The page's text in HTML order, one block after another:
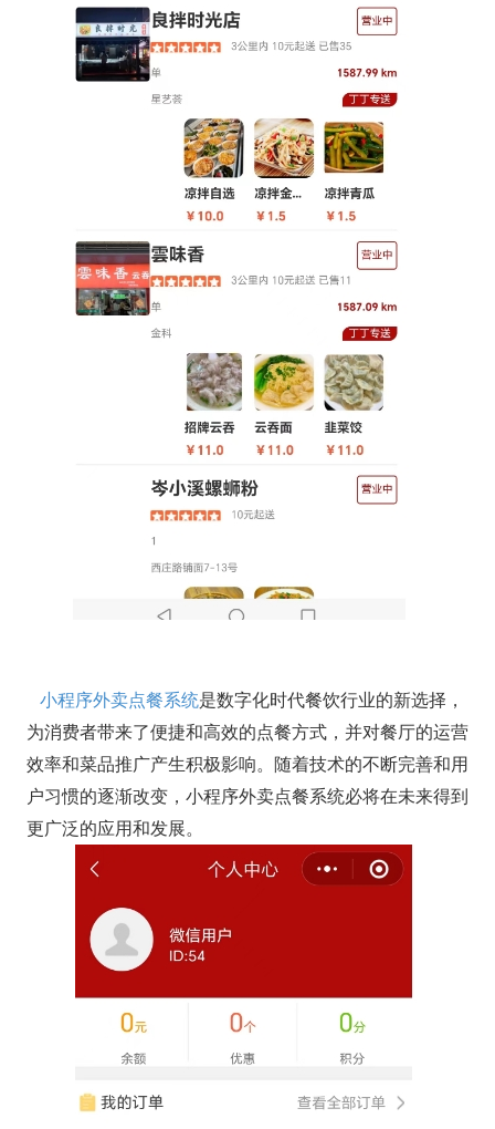
小程序外卖点餐系统是数字化时代餐饮行业的新选择，
为消费者带来了便捷和高效的点餐方式，并对餐厅的运营
效率和菜品推广产生积极影响。随着技术的不断完善和用
户习惯的逐渐改变，小程序外卖点餐系统必将在未来得到
更广泛的应用和发展。